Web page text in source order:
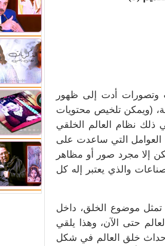
وتصورات أدت إلى ظهور
(ويمكن تلخيص محتويات
ذلك نظام العالم الخلقي
العوامل التي ساعدت على
إلا مجرد صور أو مظاهر
والذي يعتبر إله كل
تمثل موضوع الخلق، داخل
حتى الآن، وهذا يلقي
خلق العالم في شكل